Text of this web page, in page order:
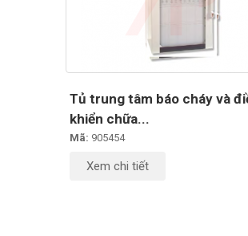
Tủ trung tâm báo cháy và
khiển chữa...
Mã: 905454
Xem chi tiết